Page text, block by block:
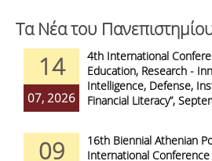
Τα Νέα του
14
07, 2026
4th International
Education, Research -
Intelligence, Defense,
Financial Literacy”,
09
16th Biennial Athenian
International